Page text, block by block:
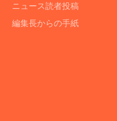
ニュース読者投稿
編集長からの手紙